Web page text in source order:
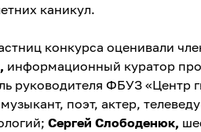
каникул.
конкурса оценивали
информационный куратор
руководителя ФБУЗ «Центр
музыкант, поэт, актер,
Сергей Слободенюк,